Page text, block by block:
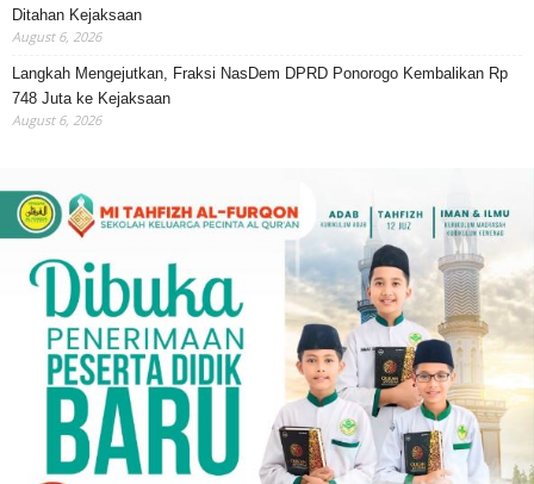
Ditahan Kejaksaan
August 6, 2026
Langkah Mengejutkan, Fraksi NasDem DPRD Ponorogo Kembalikan Rp
748 Juta ke Kejaksaan
August 6, 2026